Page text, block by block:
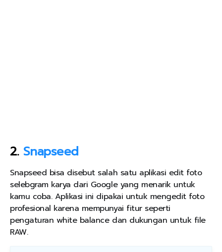
2. Snapseed
Snapseed bisa disebut salah satu aplikasi edit foto
selebgram karya dari Google yang menarik untuk
kamu coba. Aplikasi ini dipakai untuk mengedit foto
profesional karena mempunyai fitur seperti
pengaturan white balance dan dukungan untuk file
RAW.